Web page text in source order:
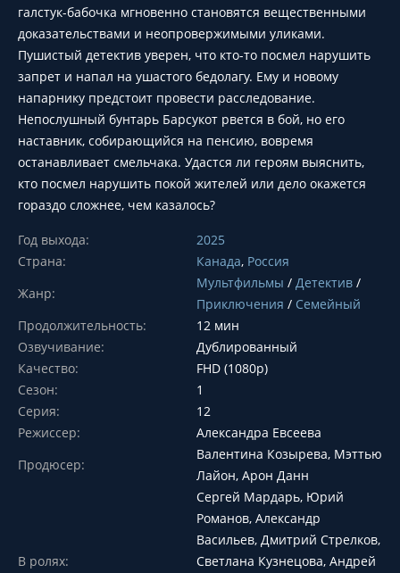
галстук-бабочка мгновенно становятся вещественными
доказательствами и неопровержимыми уликами.
Пушистый детектив уверен, что кто-то посмел нарушить
запрет и напал на ушастого бедолагу. Ему и новому
напарнику предстоит провести расследование.
Непослушный бунтарь Барсукот рвется в бой, но его
наставник, собирающийся на пенсию, вовремя
останавливает смельчака. Удастся ли героям выяснить,
кто посмел нарушить покой жителей или дело окажется
гораздо сложнее, чем казалось?
Год выхода:
2025
Страна:
Канада, Россия
Жанр:
Мультфильмы / Детектив /
Приключения / Семейный
Продолжительность:
12 мин
Озвучивание:
Дублированный
Качество:
FHD (1080p)
Сезон:
1
Серия:
12
Режиссер:
Александра Евсеева
Продюсер:
Валентина Козырева, Мэттью
Лайон, Арон Данн
В ролях:
Сергей Мардарь, Юрий
Романов, Александр
Васильев, Дмитрий Стрелков,
Светлана Кузнецова, Андрей